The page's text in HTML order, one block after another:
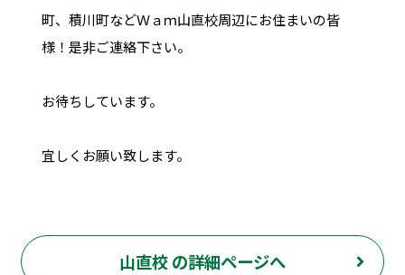
町、積川町などＷａｍ山直校周辺にお住まいの皆
様！是非ご連絡下さい。
お待ちしています。
宜しくお願い致します。
山直校 の詳細ページへ